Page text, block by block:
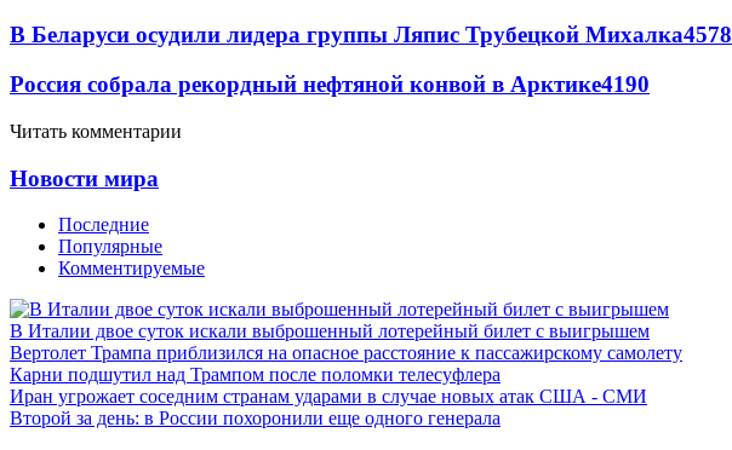
В Беларуси осудили лидера группы Ляпис Трубецкой Михалка4578
Россия собрала рекордный нефтяной конвой в Арктике4190
Читать комментарии
Новости мира
Последние
Популярные
Комментируемые
В Италии двое суток искали выброшенный лотерейный билет с выигрышем
Вертолет Трампа приблизился на опасное расстояние к пассажирскому самолету
Карни подшутил над Трампом после поломки телесуфлера
Иран угрожает соседним странам ударами в случае новых атак США - СМИ
Второй за день: в России похоронили еще одного генерала